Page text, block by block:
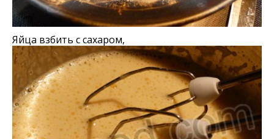
Яйца взбить с сахаром,